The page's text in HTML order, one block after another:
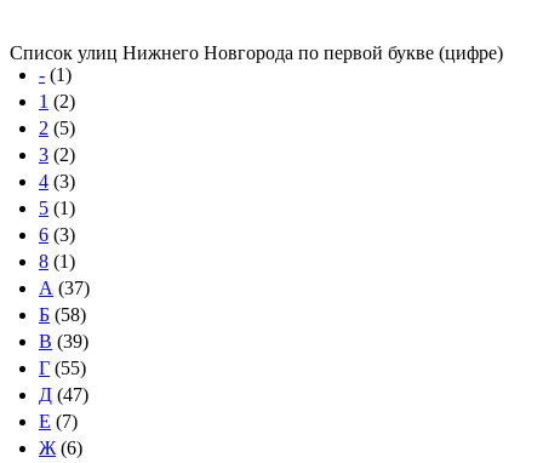
Список улиц Нижнего Новгорода по первой букве (цифре)
- (1)
1 (2)
2 (5)
3 (2)
4 (3)
5 (1)
6 (3)
8 (1)
А (37)
Б (58)
В (39)
Г (55)
Д (47)
Е (7)
Ж (6)